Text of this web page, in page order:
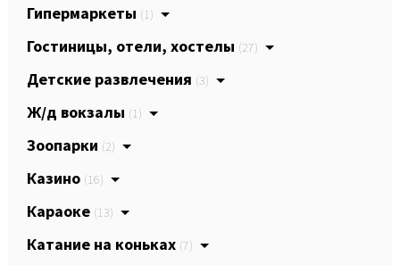
Гипермаркеты (1)
Гостиницы, отели, хостелы (27)
Детские развлечения (3)
Ж/д вокзалы (1)
Зоопарки (2)
Казино (16)
Караоке (13)
Катание на коньках (7)